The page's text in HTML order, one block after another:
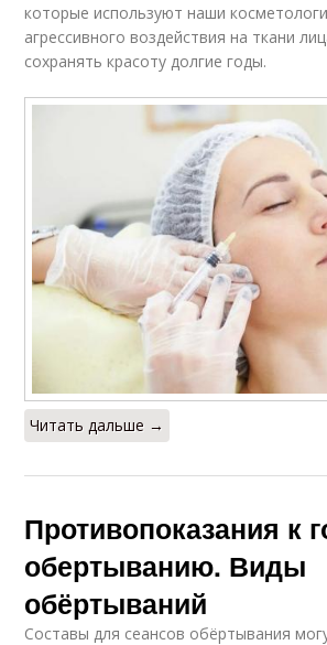
которые используют наши
агрессивного воздействия на ткани
сохранять красоту долгие годы.
Читать дальше →
Противопоказания к
обертыванию. Виды
обёртываний
Составы для сеансов обёртывания